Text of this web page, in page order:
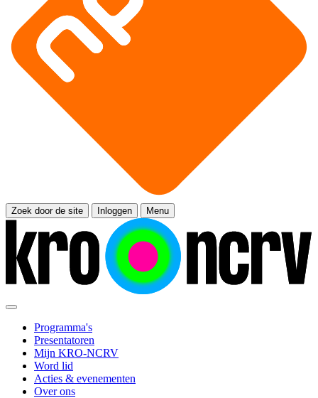
Zoek door de site Inloggen Menu
Programma's
Presentatoren
Mijn KRO-NCRV
Word lid
Acties & evenementen
Over ons